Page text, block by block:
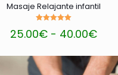
Masaje Relajante infantil
con
25.00€ - 40.00€
producto
tiene